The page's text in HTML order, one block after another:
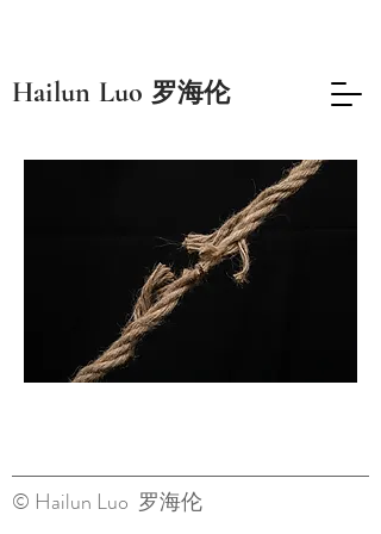
​Hailun Luo 罗海伦
© Hailun Luo 罗海伦